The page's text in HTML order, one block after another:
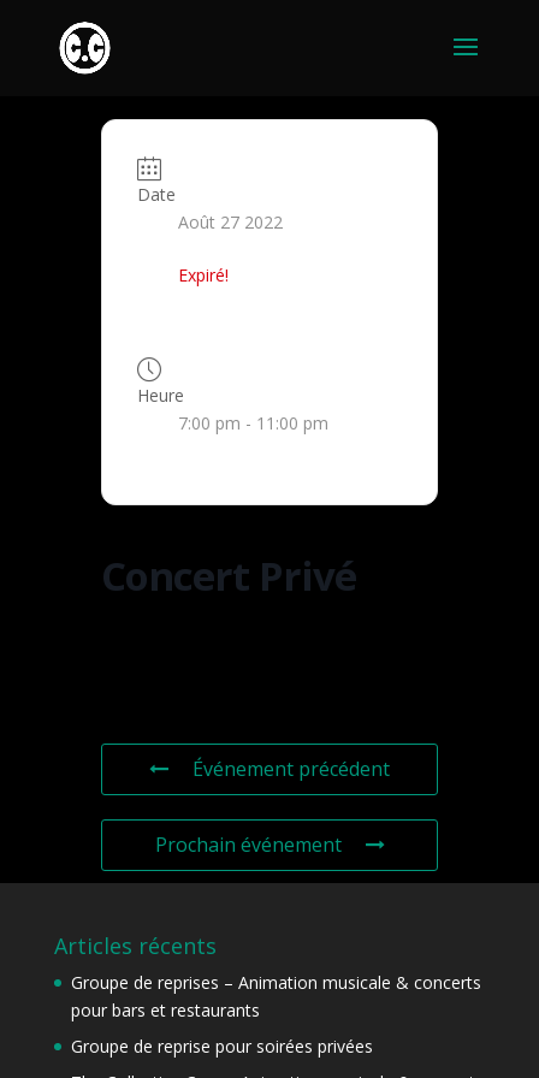
Date
Août 27 2022
Expiré!
Heure
7:00 pm - 11:00 pm
Concert Privé
Événement précédent
Prochain événement
Articles récents
Groupe de reprises – Animation musicale & concerts
pour bars et restaurants
Groupe de reprise pour soirées privées